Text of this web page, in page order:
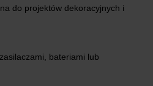
do projektów dekoracyjnych i
bateriami lub